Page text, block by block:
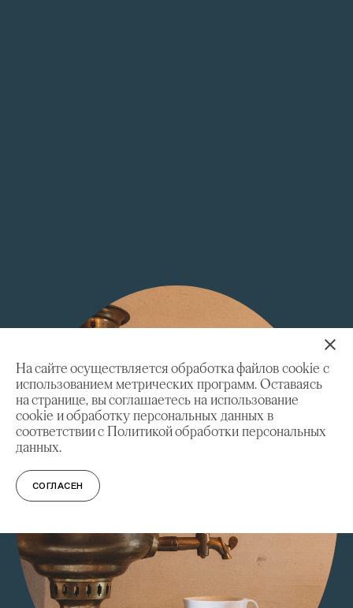
На сайте осуществляется обработка файлов cookie с
использованием метрических программ. Оставаясь
на странице, вы соглашаетесь на использование
cookie и обработку персональных данных в
соответствии с Политикой обработки персональных
данных.
СОГЛАСЕН